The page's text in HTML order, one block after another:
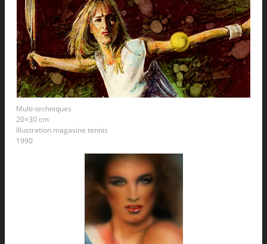
Multi-techniques
20×30 cm
Illustration magasine tennis
1990